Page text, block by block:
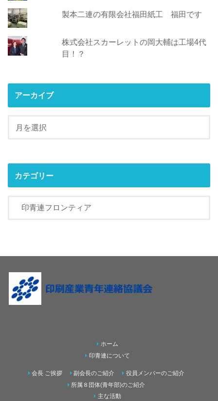
製本二連の有限会社福田紙工 福田です
株式会社スカーレットの岡大輔は工場4代
目！？
アーカイブ
カテゴリー
ホーム
印青連について
会長 ご挨拶 副会長のご紹介
役員メンバーのご紹介
所属８団体(青年部)のご紹介
主な活動